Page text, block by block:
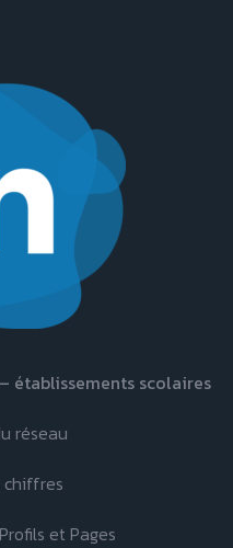
établissements scolaires
réseau
chiffres
et Pages